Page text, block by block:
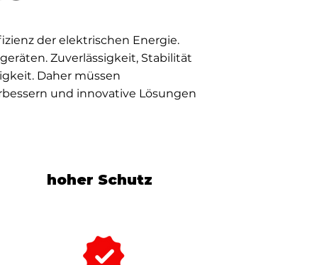
der elektrischen Energie.
Zuverlässigkeit, Stabilität
Daher müssen
und innovative Lösungen
hoher Schutz